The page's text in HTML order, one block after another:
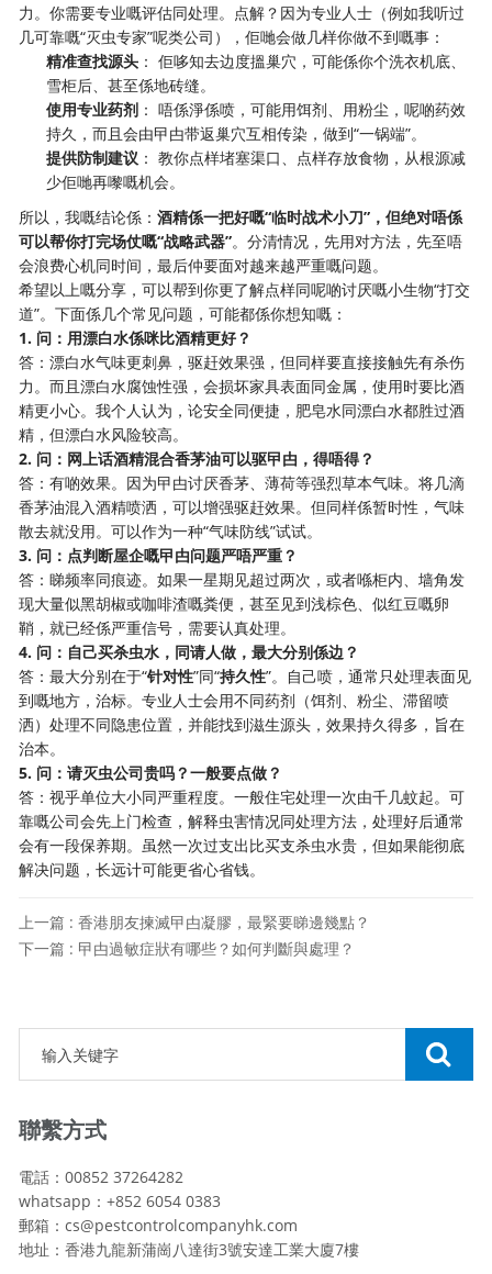
力。你需要专业嘅评估同处理。点解？因为专业人士（例如我听过
几可靠嘅“灭虫专家”呢类公司），佢哋会做几样你做不到嘅事：
精准查找源头 ： 佢哆知去边度搵巢穴，可能係你个洗衣机底、
雪柜后、甚至係地砖缝。
使用专业药剂 ： 唔係淨係喷，可能用饵剂、用粉尘，呢啲药效
持久，而且会由曱甴带返巢穴互相传染，做到“一锅端”。
提供防制建议 ： 教你点样堵塞渠口、点样存放食物，从根源减
少佢哋再嚟嘅机会。
所以，我嘅结论係：酒精係一把好嘅“临时战术小刀”，但绝对唔係
可以帮你打完场仗嘅“战略武器”。分清情况，先用对方法，先至唔
会浪费心机同时间，最后仲要面对越来越严重嘅问题。
希望以上嘅分享，可以帮到你更了解点样同呢啲讨厌嘅小生物“打交
道”。下面係几个常见问题，可能都係你想知嘅：
1. 问：用漂白水係咪比酒精更好？
答：漂白水气味更刺鼻，驱赶效果强，但同样要直接接触先有杀伤
力。而且漂白水腐蚀性强，会损坏家具表面同金属，使用时要比酒
精更小心。我个人认为，论安全同便捷，肥皂水同漂白水都胜过酒
精，但漂白水风险较高。
2. 问：网上话酒精混合香茅油可以驱曱甴，得唔得？
答：有啲效果。因为曱甴讨厌香茅、薄荷等强烈草本气味。将几滴
香茅油混入酒精喷洒，可以增强驱赶效果。但同样係暂时性，气味
散去就没用。可以作为一种“气味防线”试试。
3. 问：点判断屋企嘅曱甴问题严唔严重？
答：睇频率同痕迹。如果一星期见超过两次，或者喺柜内、墙角发
现大量似黑胡椒或咖啡渣嘅粪便，甚至见到浅棕色、似红豆嘅卵
鞘，就已经係严重信号，需要认真处理。
4. 问：自己买杀虫水，同请人做，最大分别係边？
答：最大分别在于“针对性”同“持久性”。自己喷，通常只处理表面见
到嘅地方，治标。专业人士会用不同药剂（饵剂、粉尘、滞留喷
洒）处理不同隐患位置，并能找到滋生源头，效果持久得多，旨在
治本。
5. 问：请灭虫公司贵吗？一般要点做？
答：视乎单位大小同严重程度。一般住宅处理一次由千几蚊起。可
靠嘅公司会先上门检查，解释虫害情况同处理方法，处理好后通常
会有一段保养期。虽然一次过支出比买支杀虫水贵，但如果能彻底
解决问题，长远计可能更省心省钱。
上一篇 : 香港朋友揀滅曱甴凝膠，最緊要睇邊幾點？
下一篇 : 曱甴過敏症狀有哪些？如何判斷與處理？
聯繫方式
電話：00852 37264282
whatsapp：+852 6054 0383
郵箱：cs@pestcontrolcompanyhk.com
地址：香港九龍新蒲崗八達街3號安達工業大廈7樓